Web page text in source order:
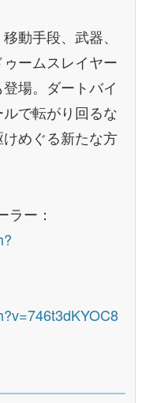
動⼿段、武器、
ームスレイヤー
場。ダートバイ
で転がり回るな
めぐる新たな⽅
ラー：